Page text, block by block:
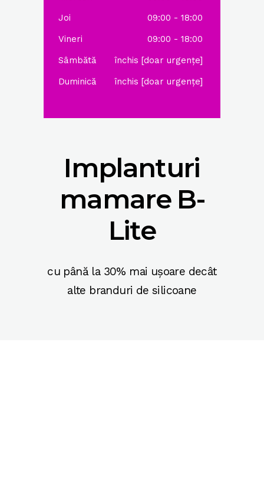
Joi
09:00 - 18:00
Vineri
09:00 - 18:00
Sâmbătă
închis [doar urgențe]
Duminică
închis [doar urgențe]
Implanturi
mamare B-
Lite
cu până la 30% mai ușoare decât
alte branduri de silicoane